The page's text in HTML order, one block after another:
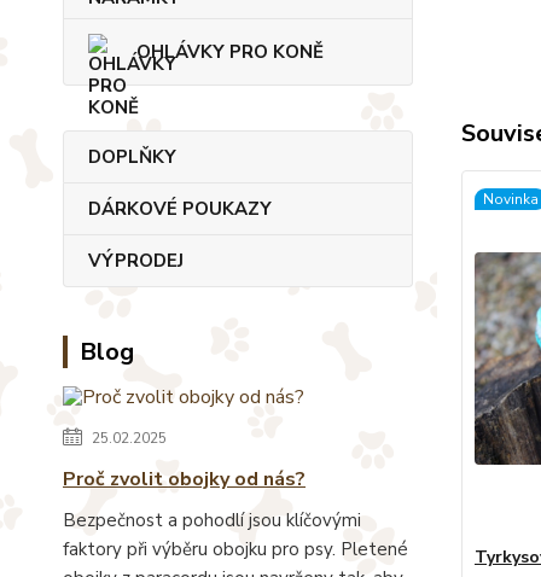
OHLÁVKY PRO KONĚ
DOPLŇKY
DÁRKOVÉ POUKAZY
VÝPRODEJ
Blog
25.02.2025
Proč zvolit obojky od nás?
Bezpečnost a pohodlí jsou klíčovými
faktory při výběru obojku pro psy. Pletené
Novinka